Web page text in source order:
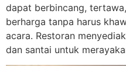
dapat berbincang,
berharga tanpa harus
acara. Restoran
dan santai untuk